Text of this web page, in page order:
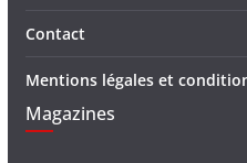
Contact
Mentions légales et
Magazines